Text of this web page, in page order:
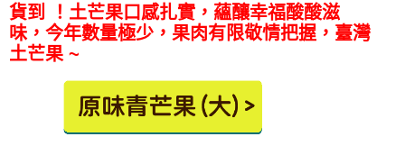
貨到
！土芒果口感扎實，蘊釀幸福酸酸滋
味，今年數量極少，果肉有限敬情把握，臺灣
土芒果 ~